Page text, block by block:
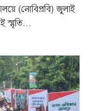
(নোবিপ্রবি) জুলাই
স্মৃতি…